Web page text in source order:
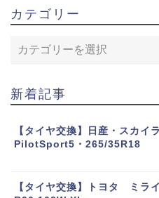
カテゴリー
新着記事
【タイヤ交換】日産・スカ
PilotSport5・265/35R18
【タイヤ交換】トヨタ ミ